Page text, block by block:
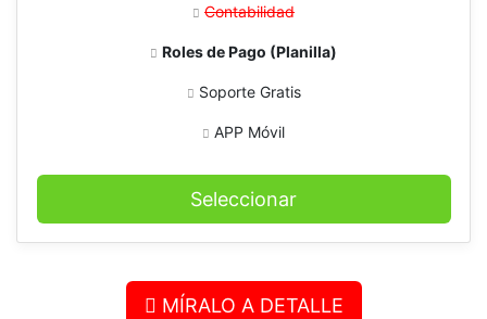
Contabilidad
Roles de Pago (Planilla)
Soporte Gratis
APP Móvil
Seleccionar
MÍRALO A DETALLE